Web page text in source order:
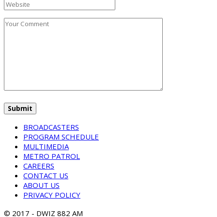
BROADCASTERS
PROGRAM SCHEDULE
MULTIMEDIA
METRO PATROL
CAREERS
CONTACT US
ABOUT US
PRIVACY POLICY
© 2017 - DWIZ 882 AM